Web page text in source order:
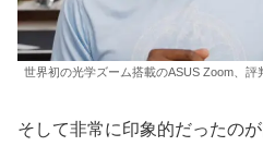
世界初の光学ズーム搭載のASUS Zoom、評
そして非常に印象的だったの